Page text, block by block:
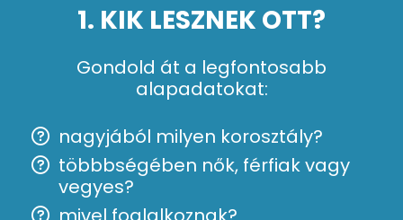
1. KIK LESZNEK OTT?
Gondold át a legfontosabb
alapadatokat:
nagyjából milyen korosztály?
többbségében nők, férfiak vagy
vegyes?